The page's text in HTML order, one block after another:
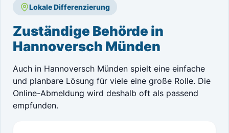
Lokale Differenzierung
Zuständige Behörde in
Hannoversch Münden
Auch in Hannoversch Münden spielt eine einfache
und planbare Lösung für viele eine große Rolle. Die
Online-Abmeldung wird deshalb oft als passend
empfunden.